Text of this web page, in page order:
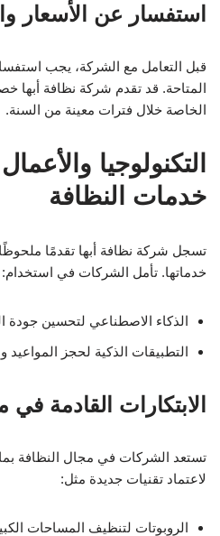
استفسار عن الأسعار
قبل التعامل مع الشركة، يجب
المتاحة. قد تقدم شركة نظافة أبها
الخاصة خلال فترات معينة من السنة.
التكنولوجيا
خدمات النظافة
تسجل شركة نظافة أبها تقدمًا
خدماتها. تأمل الشركات في استخدام:
الذكاء الاصطناعي لتحسين جودة
التطبيقات الذكية لحجز المواعيد
الابتكارات القادمة
تستعد الشركات في مجال النظافة
لاعتماد تقنيات جديدة مثل:
الروبوتات لتنظيف المساحات